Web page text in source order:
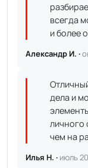
всегда
и более
Александр И. ·
дела и
личного
чем на
Илья Н. · июль